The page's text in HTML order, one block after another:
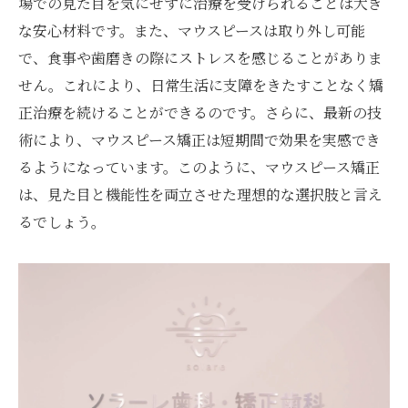
な安心材料です。また、マウスピースは取り外し可能
で、食事や歯磨きの際にストレスを感じることがありま
せん。これにより、日常生活に支障をきたすことなく矯
正治療を続けることができるのです。さらに、最新の技
術により、マウスピース矯正は短期間で効果を実感でき
るようになっています。このように、マウスピース矯正
は、見た目と機能性を両立させた理想的な選択肢と言え
るでしょう。